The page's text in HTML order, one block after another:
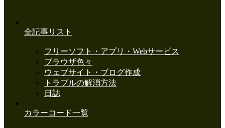
全記事リスト
フリーソフト・アプリ・Webサービス
ブラウザ色々
ウェブサイト・ブログ作成
トラブルの解消方法
日誌
カラーコード一覧